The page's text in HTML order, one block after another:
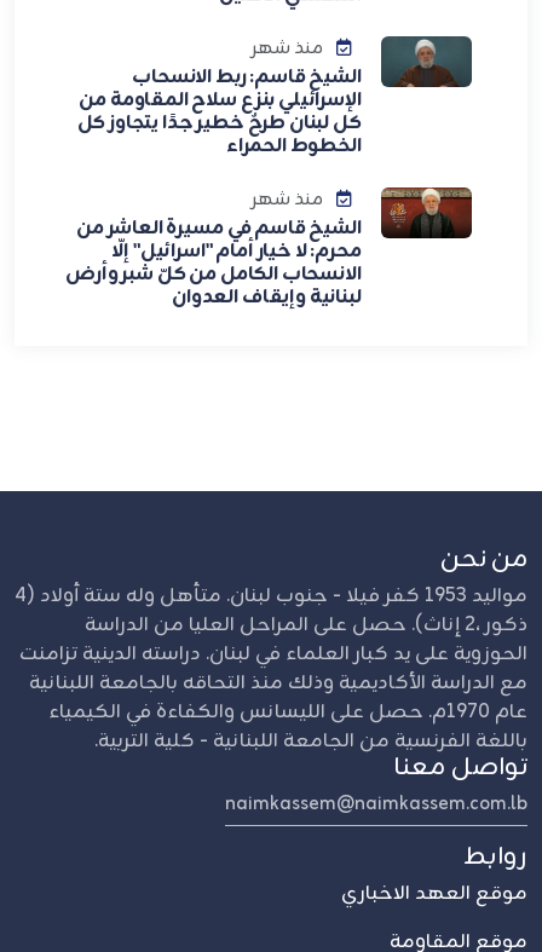
منذ شهر
الشيخ قاسم: ربط الانسحاب
الإسرائيلي بنزع سلاح المقاومة من
كل لبنان طرحٌ خطير جدًا يتجاوز كل
الخطوط الحمراء
منذ شهر
الشيخ قاسم في مسيرة العاشر من
محرم: لا خيار أمام "اسرائيل" إلّا
الانسحاب الكامل من كلّ شبر وأرض
لبنانية وإيقاف العدوان
من نحن
مواليد 1953 كفر فيلا - جنوب لبنان. متأهل وله ستة أولاد (4
ذكور ،2 إناث). حصل على المراحل العليا من الدراسة
الحوزوية على يد كبار العلماء في لبنان. دراسته الدينية تزامنت
مع الدراسة الأكاديمية وذلك منذ التحاقه بالجامعة اللبنانية
عام 1970م. حصل على الليسانس والكفاءة في الكيمياء
باللغة الفرنسية من الجامعة اللبنانية - كلية التربية.
تواصل معنا
naimkassem@naimkassem.com.lb
روابط
موقع العهد الاخباري
موقع المقاومة